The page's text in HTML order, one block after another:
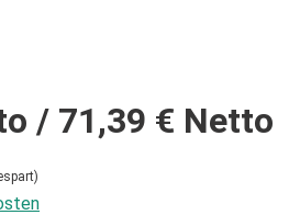
/ 71,39 € Netto